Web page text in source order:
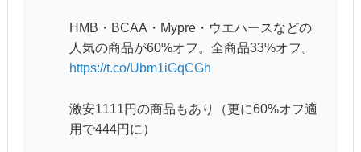
HMB・BCAA・Mypre・ウエハースなどの
人気の商品が60%オフ。全商品33%オフ。
https://t.co/Ubm1iGqCGh
激安1111円の商品もあり（更に60%オフ適
用で444円に）